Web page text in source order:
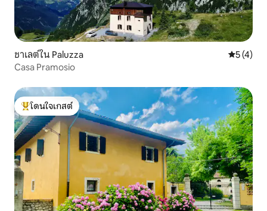
ชาเลต์ใน Paluzza คะแนนเฉ
5 (4)
Casa Pramosio
โดนใจเกสต์ที่สุด
โดนใจเกสต์